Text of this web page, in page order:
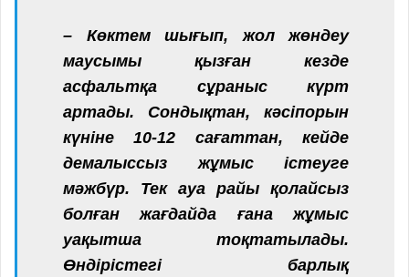
– Көктем шығып, жол жөндеу
маусымы қызған кезде
асфальтқа сұраныс күрт
артады. Сондықтан, кәсіпорын
күніне 10-12 сағаттан, кейде
демалыссыз жұмыс істеуге
мәжбүр. Тек ауа райы қолайсыз
болған жағдайда ғана жұмыс
уақытша тоқтатылады.
Өндірістегі барлық